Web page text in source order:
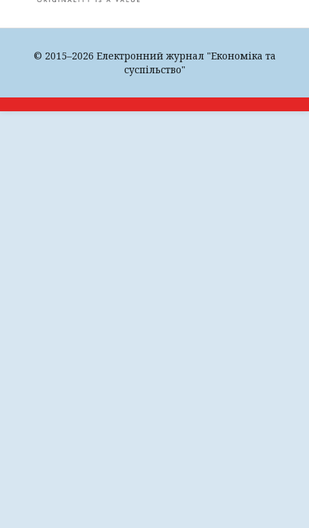
© 2015–2026 Електронний журнал "Економіка та
суспільство"